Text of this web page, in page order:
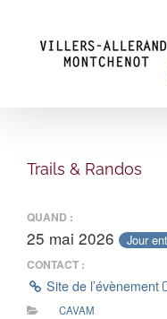
content
Trails & Randos
QUAND :
25 mai 2026 Jour
CONTACT :
Site de l’évènement
CAVAM